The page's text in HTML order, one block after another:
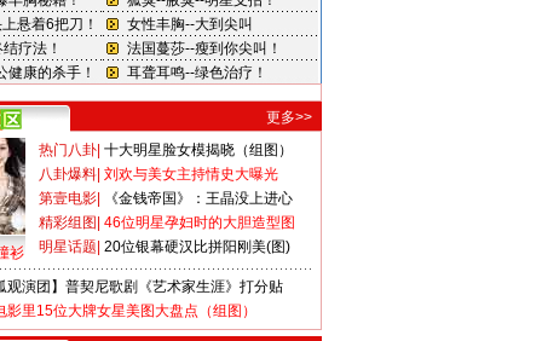
更多>>
衫
热门八卦 十大明星脸女模揭晓（组图）
八卦爆料 刘欢与美女主持情史大曝光
第壹电影
《金钱帝国》：王晶没上进心
精彩组图 46位明星孕妇时的大胆造型图
明星话题 20位银幕硬汉比拼阳刚美(图)
观演团】普契尼歌剧《艺术家生涯》打分贴
影里15位大牌女星美图大盘点（组图）